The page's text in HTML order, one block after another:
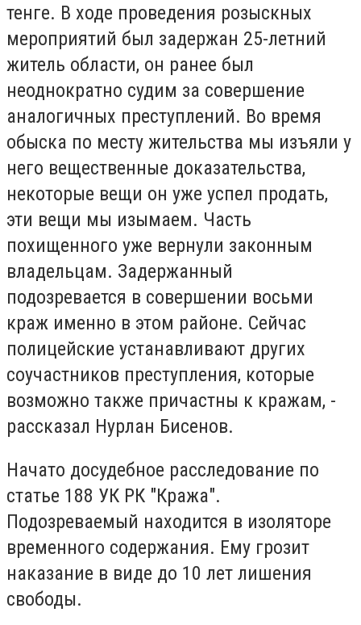
тенге. В ходе проведения розыскных
мероприятий был задержан 25-летний
житель области, он ранее был
неоднократно судим за совершение
аналогичных преступлений. Во время
обыска по месту жительства мы изъяли у
него вещественные доказательства,
некоторые вещи он уже успел продать,
эти вещи мы изымаем. Часть
похищенного уже вернули законным
владельцам. Задержанный
подозревается в совершении восьми
краж именно в этом районе. Сейчас
полицейские устанавливают других
соучастников преступления, которые
возможно также причастны к кражам, -
рассказал Нурлан Бисенов.
Начато досудебное расследование по
статье 188 УК РК "Кража".
Подозреваемый находится в изоляторе
временного содержания. Ему грозит
наказание в виде до 10 лет лишения
свободы.